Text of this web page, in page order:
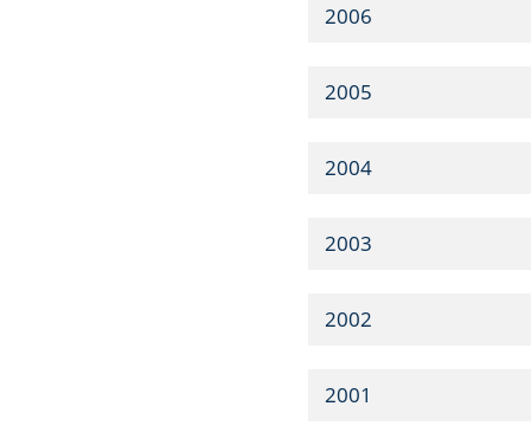
2006
2005
2004
2003
2002
2001